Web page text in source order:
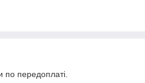
по передоплаті.